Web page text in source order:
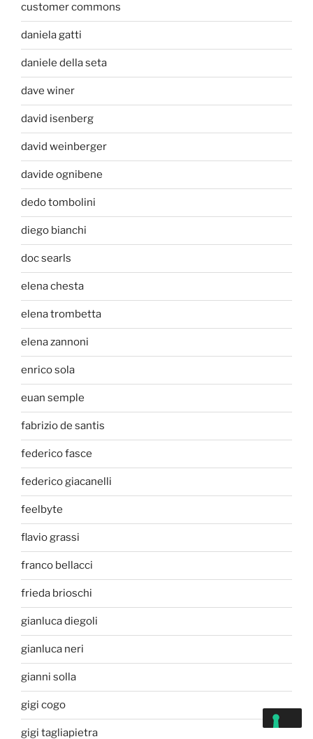
customer commons
daniela gatti
daniele della seta
dave winer
david isenberg
david weinberger
davide ognibene
dedo tombolini
diego bianchi
doc searls
elena chesta
elena trombetta
elena zannoni
enrico sola
euan semple
fabrizio de santis
federico fasce
federico giacanelli
feelbyte
flavio grassi
franco bellacci
frieda brioschi
gianluca diegoli
gianluca neri
gianni solla
gigi cogo
gigi tagliapietra